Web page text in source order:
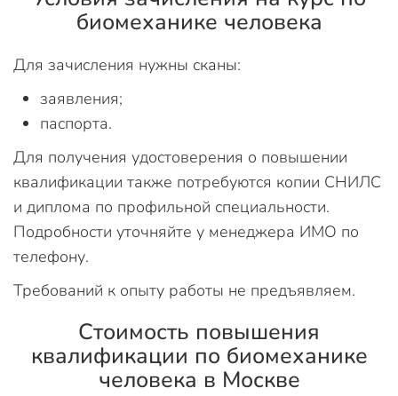
биомеханике человека
Для зачисления нужны сканы:
заявления;
паспорта.
Для получения удостоверения о повышении
квалификации также потребуются копии СНИЛС
и диплома по профильной специальности.
Подробности уточняйте у менеджера ИМО по
телефону.
Требований к опыту работы не предъявляем.
Стоимость повышения
квалификации по биомеханике
человека в Москве